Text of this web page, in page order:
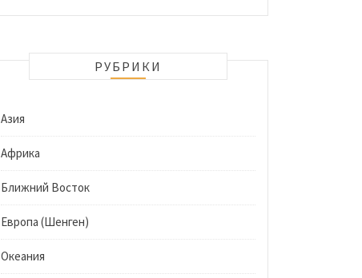
РУБРИКИ
Азия
Африка
Ближний Восток
Европа (Шенген)
Океания